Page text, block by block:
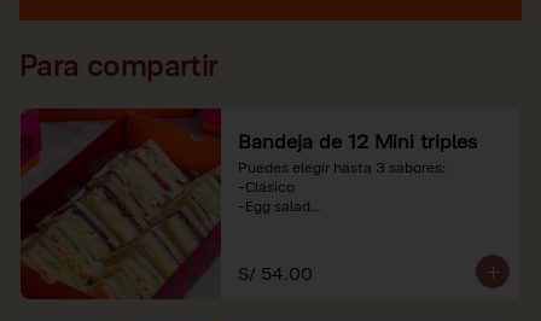
Para compartir
Bandeja de 12 Mini triples
Puedes elegir hasta 3 sabores:
-Clásico
-Egg salad
S/ 54.00